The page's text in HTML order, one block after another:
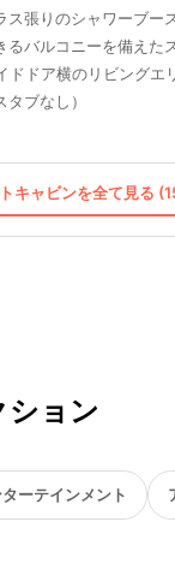
ス張りのシャワーブー
るバルコニーを備えた
ドドア横のリビングエ
ブなし）
キャビンを全て見る
ション
ーテインメント